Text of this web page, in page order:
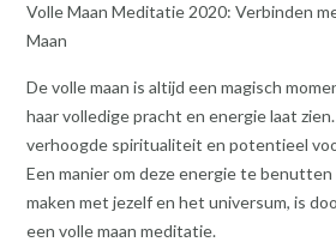
Volle Maan Meditatie 2020: Verbinden
Maan
De volle maan is altijd een magisch
haar volledige pracht en energie laat
verhoogde spiritualiteit en potentieel
Een manier om deze energie te
maken met jezelf en het universum, is
een volle maan meditatie.